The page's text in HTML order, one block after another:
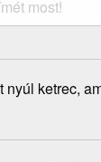
nyúl ketrec,